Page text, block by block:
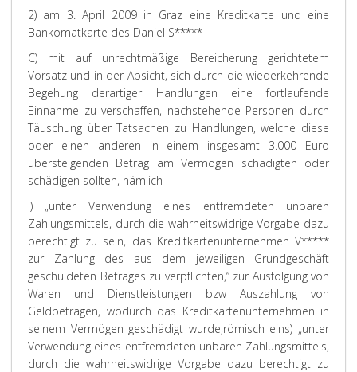
2) am 3. April 2009 in Graz eine Kreditkarte und eine
Bankomatkarte des Daniel S*****
C) mit auf unrechtmäßige Bereicherung gerichtetem
Vorsatz und in der Absicht, sich durch die wiederkehrende
Begehung derartiger Handlungen eine fortlaufende
Einnahme zu verschaffen, nachstehende Personen durch
Täuschung über Tatsachen zu Handlungen, welche diese
oder einen anderen in einem insgesamt 3.000 Euro
übersteigenden Betrag am Vermögen schädigten oder
schädigen sollten, nämlich
I) „unter Verwendung eines entfremdeten unbaren
Zahlungsmittels, durch die wahrheitswidrige Vorgabe dazu
berechtigt zu sein, das Kreditkartenunternehmen V*****
zur Zahlung des aus dem jeweiligen Grundgeschäft
geschuldeten Betrages zu verpflichten,“ zur Ausfolgung von
Waren und Dienstleistungen bzw Auszahlung von
Geldbeträgen, wodurch das Kreditkartenunternehmen in
seinem Vermögen geschädigt wurde,römisch eins) „unter
Verwendung eines entfremdeten unbaren Zahlungsmittels,
durch die wahrheitswidrige Vorgabe dazu berechtigt zu